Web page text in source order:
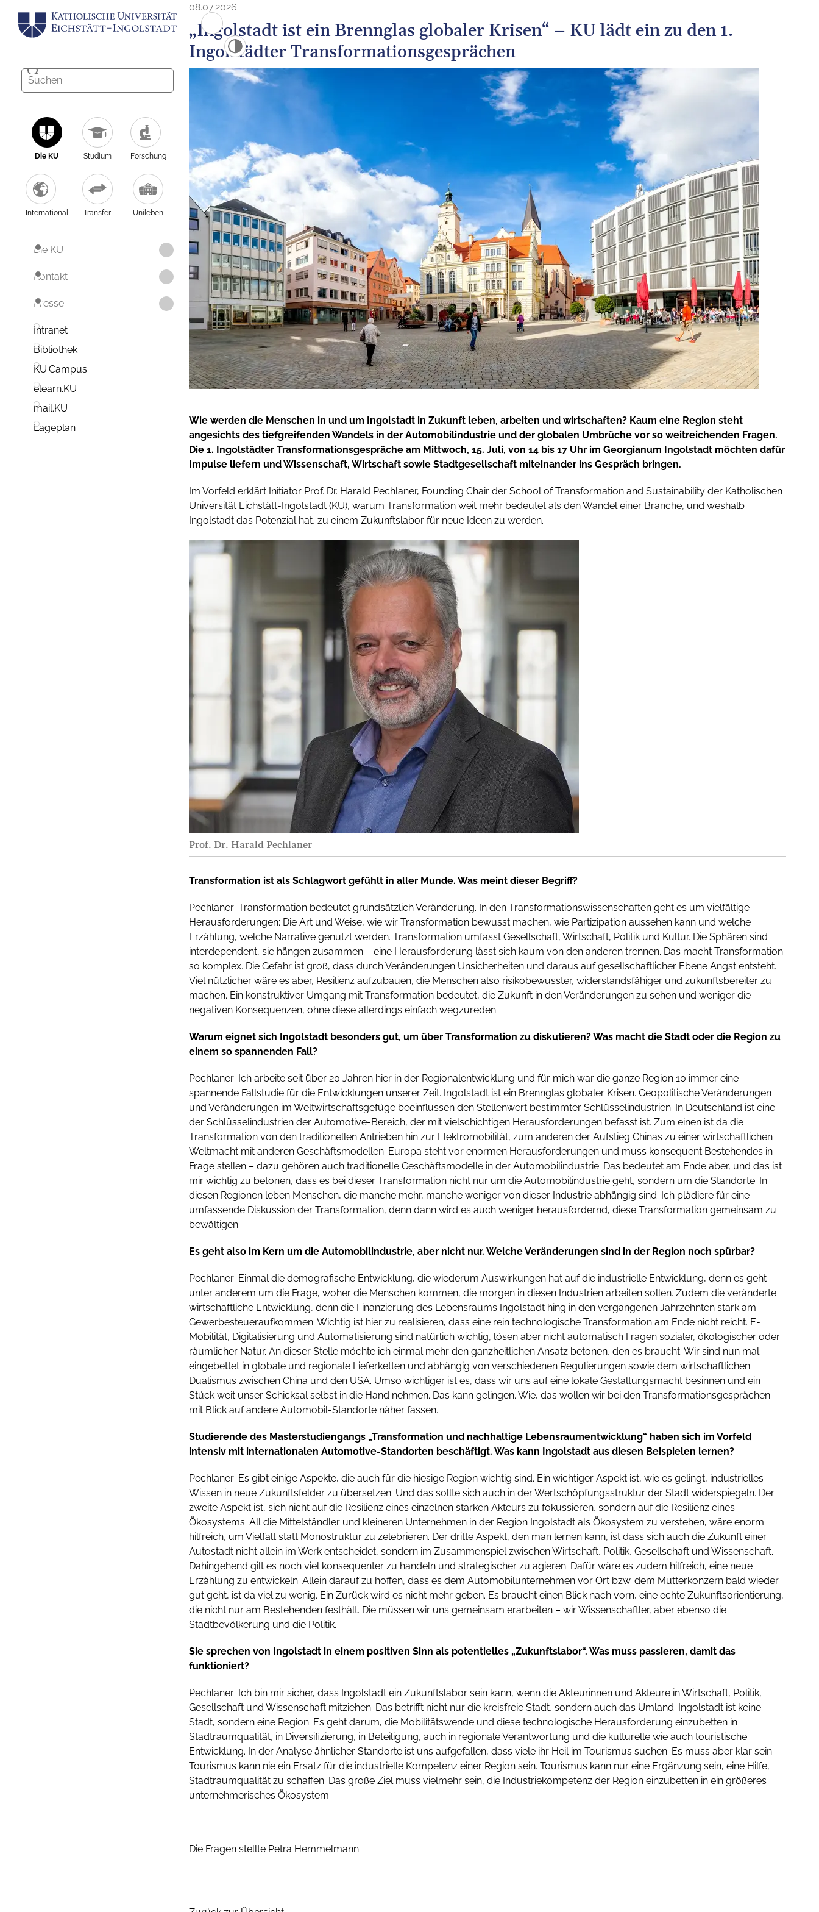
Die KU Studium Forschung
International Transfer Unileben
Die KU
Kontakt
Presse
Intranet
Bibliothek
KU.Campus
elearn.KU
mail.KU
Lageplan
08.07.2026
„Ingolstadt ist ein Brennglas globaler Krisen“ – KU lädt ein zu den 1.
Ingolstädter Transformationsgesprächen
Wie werden die Menschen in und um Ingolstadt in Zukunft leben, arbeiten und wirtschaften? Kaum eine Region steht
angesichts des tiefgreifenden Wandels in der Automobilindustrie und der globalen Umbrüche vor so weitreichenden Fragen.
Die 1. Ingolstädter Transformationsgespräche am Mittwoch, 15. Juli, von 14 bis 17 Uhr im Georgianum Ingolstadt möchten dafür
Impulse liefern und Wissenschaft, Wirtschaft sowie Stadtgesellschaft miteinander ins Gespräch bringen.
Im Vorfeld erklärt Initiator Prof. Dr. Harald Pechlaner, Founding Chair der School of Transformation and Sustainability der Katholischen
Universität Eichstätt-Ingolstadt (KU), warum Transformation weit mehr bedeutet als den Wandel einer Branche, und weshalb
Ingolstadt das Potenzial hat, zu einem Zukunftslabor für neue Ideen zu werden.
Prof. Dr. Harald Pechlaner
Transformation ist als Schlagwort gefühlt in aller Munde. Was meint dieser Begriff?
Pechlaner: Transformation bedeutet grundsätzlich Veränderung. In den Transformationswissenschaften geht es um vielfältige
Herausforderungen: Die Art und Weise, wie wir Transformation bewusst machen, wie Partizipation aussehen kann und welche
Erzählung, welche Narrative genutzt werden. Transformation umfasst Gesellschaft, Wirtschaft, Politik und Kultur. Die Sphären sind
interdependent, sie hängen zusammen – eine Herausforderung lässt sich kaum von den anderen trennen. Das macht Transformation
so komplex. Die Gefahr ist groß, dass durch Veränderungen Unsicherheiten und daraus auf gesellschaftlicher Ebene Angst entsteht.
Viel nützlicher wäre es aber, Resilienz aufzubauen, die Menschen also risikobewusster, widerstandsfähiger und zukunftsbereiter zu
machen. Ein konstruktiver Umgang mit Transformation bedeutet, die Zukunft in den Veränderungen zu sehen und weniger die
negativen Konsequenzen, ohne diese allerdings einfach wegzureden.
Warum eignet sich Ingolstadt besonders gut, um über Transformation zu diskutieren? Was macht die Stadt oder die Region zu
einem so spannenden Fall?
Pechlaner: Ich arbeite seit über 20 Jahren hier in der Regionalentwicklung und für mich war die ganze Region 10 immer eine
spannende Fallstudie für die Entwicklungen unserer Zeit. Ingolstadt ist ein Brennglas globaler Krisen. Geopolitische Veränderungen
und Veränderungen im Weltwirtschaftsgefüge beeinflussen den Stellenwert bestimmter Schlüsselindustrien. In Deutschland ist eine
der Schlüsselindustrien der Automotive-Bereich, der mit vielschichtigen Herausforderungen befasst ist. Zum einen ist da die
Transformation von den traditionellen Antrieben hin zur Elektromobilität, zum anderen der Aufstieg Chinas zu einer wirtschaftlichen
Weltmacht mit anderen Geschäftsmodellen. Europa steht vor enormen Herausforderungen und muss konsequent Bestehendes in
Frage stellen – dazu gehören auch traditionelle Geschäftsmodelle in der Automobilindustrie. Das bedeutet am Ende aber, und das ist
mir wichtig zu betonen, dass es bei dieser Transformation nicht nur um die Automobilindustrie geht, sondern um die Standorte. In
diesen Regionen leben Menschen, die manche mehr, manche weniger von dieser Industrie abhängig sind. Ich plädiere für eine
umfassende Diskussion der Transformation, denn dann wird es auch weniger herausfordernd, diese Transformation gemeinsam zu
bewältigen.
Es geht also im Kern um die Automobilindustrie, aber nicht nur. Welche Veränderungen sind in der Region noch spürbar?
Pechlaner: Einmal die demografische Entwicklung, die wiederum Auswirkungen hat auf die industrielle Entwicklung, denn es geht
unter anderem um die Frage, woher die Menschen kommen, die morgen in diesen Industrien arbeiten sollen. Zudem die veränderte
wirtschaftliche Entwicklung, denn die Finanzierung des Lebensraums Ingolstadt hing in den vergangenen Jahrzehnten stark am
Gewerbesteueraufkommen. Wichtig ist hier zu realisieren, dass eine rein technologische Transformation am Ende nicht reicht. E-
Mobilität, Digitalisierung und Automatisierung sind natürlich wichtig, lösen aber nicht automatisch Fragen sozialer, ökologischer oder
räumlicher Natur. An dieser Stelle möchte ich einmal mehr den ganzheitlichen Ansatz betonen, den es braucht. Wir sind nun mal
eingebettet in globale und regionale Lieferketten und abhängig von verschiedenen Regulierungen sowie dem wirtschaftlichen
Dualismus zwischen China und den USA. Umso wichtiger ist es, dass wir uns auf eine lokale Gestaltungsmacht besinnen und ein
Stück weit unser Schicksal selbst in die Hand nehmen. Das kann gelingen. Wie, das wollen wir bei den Transformationsgesprächen
mit Blick auf andere Automobil-Standorte näher fassen.
Studierende des Masterstudiengangs „Transformation und nachhaltige Lebensraumentwicklung“ haben sich im Vorfeld
intensiv mit internationalen Automotive-Standorten beschäftigt. Was kann Ingolstadt aus diesen Beispielen lernen?
Pechlaner: Es gibt einige Aspekte, die auch für die hiesige Region wichtig sind. Ein wichtiger Aspekt ist, wie es gelingt, industrielles
Wissen in neue Zukunftsfelder zu übersetzen. Und das sollte sich auch in der Wertschöpfungsstruktur der Stadt widerspiegeln. Der
zweite Aspekt ist, sich nicht auf die Resilienz eines einzelnen starken Akteurs zu fokussieren, sondern auf die Resilienz eines
Ökosystems. All die Mittelständler und kleineren Unternehmen in der Region Ingolstadt als Ökosystem zu verstehen, wäre enorm
hilfreich, um Vielfalt statt Monostruktur zu zelebrieren. Der dritte Aspekt, den man lernen kann, ist dass sich auch die Zukunft einer
Autostadt nicht allein im Werk entscheidet, sondern im Zusammenspiel zwischen Wirtschaft, Politik, Gesellschaft und Wissenschaft.
Dahingehend gilt es noch viel konsequenter zu handeln und strategischer zu agieren. Dafür wäre es zudem hilfreich, eine neue
Erzählung zu entwickeln. Allein darauf zu hoffen, dass es dem Automobilunternehmen vor Ort bzw. dem Mutterkonzern bald wieder
gut geht, ist da viel zu wenig. Ein Zurück wird es nicht mehr geben. Es braucht einen Blick nach vorn, eine echte Zukunftsorientierung,
die nicht nur am Bestehenden festhält. Die müssen wir uns gemeinsam erarbeiten – wir Wissenschaftler, aber ebenso die
Stadtbevölkerung und die Politik.
Sie sprechen von Ingolstadt in einem positiven Sinn als potentielles „Zukunftslabor“. Was muss passieren, damit das
funktioniert?
Pechlaner: Ich bin mir sicher, dass Ingolstadt ein Zukunftslabor sein kann, wenn die Akteurinnen und Akteure in Wirtschaft, Politik,
Gesellschaft und Wissenschaft mitziehen. Das betrifft nicht nur die kreisfreie Stadt, sondern auch das Umland: Ingolstadt ist keine
Stadt, sondern eine Region. Es geht darum, die Mobilitätswende und diese technologische Herausforderung einzubetten in
Stadtraumqualität, in Diversifizierung, in Beteiligung, auch in regionale Verantwortung und die kulturelle wie auch touristische
Entwicklung. In der Analyse ähnlicher Standorte ist uns aufgefallen, dass viele ihr Heil im Tourismus suchen. Es muss aber klar sein:
Tourismus kann nie ein Ersatz für die industrielle Kompetenz einer Region sein. Tourismus kann nur eine Ergänzung sein, eine Hilfe,
Stadtraumqualität zu schaffen. Das große Ziel muss vielmehr sein, die Industriekompetenz der Region einzubetten in ein größeres
unternehmerisches Ökosystem.
Die Fragen stellte Petra Hemmelmann.